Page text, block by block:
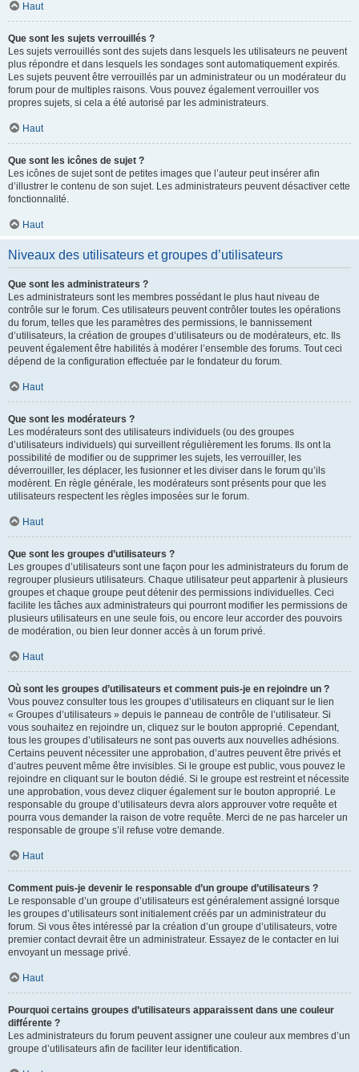
Haut
Que sont les sujets verrouillés ?
Les sujets verrouillés sont des sujets dans lesquels les utilisateurs ne peuvent
plus répondre et dans lesquels les sondages sont automatiquement expirés.
Les sujets peuvent être verrouillés par un administrateur ou un modérateur du
forum pour de multiples raisons. Vous pouvez également verrouiller vos
propres sujets, si cela a été autorisé par les administrateurs.
Haut
Que sont les icônes de sujet ?
Les icônes de sujet sont de petites images que l’auteur peut insérer afin
d’illustrer le contenu de son sujet. Les administrateurs peuvent désactiver cette
fonctionnalité.
Haut
Niveaux des utilisateurs et groupes d’utilisateurs
Que sont les administrateurs ?
Les administrateurs sont les membres possédant le plus haut niveau de
contrôle sur le forum. Ces utilisateurs peuvent contrôler toutes les opérations
du forum, telles que les paramètres des permissions, le bannissement
d’utilisateurs, la création de groupes d’utilisateurs ou de modérateurs, etc. Ils
peuvent également être habilités à modérer l’ensemble des forums. Tout ceci
dépend de la configuration effectuée par le fondateur du forum.
Haut
Que sont les modérateurs ?
Les modérateurs sont des utilisateurs individuels (ou des groupes
d’utilisateurs individuels) qui surveillent régulièrement les forums. Ils ont la
possibilité de modifier ou de supprimer les sujets, les verrouiller, les
déverrouiller, les déplacer, les fusionner et les diviser dans le forum qu’ils
modèrent. En règle générale, les modérateurs sont présents pour que les
utilisateurs respectent les règles imposées sur le forum.
Haut
Que sont les groupes d’utilisateurs ?
Les groupes d’utilisateurs sont une façon pour les administrateurs du forum de
regrouper plusieurs utilisateurs. Chaque utilisateur peut appartenir à plusieurs
groupes et chaque groupe peut détenir des permissions individuelles. Ceci
facilite les tâches aux administrateurs qui pourront modifier les permissions de
plusieurs utilisateurs en une seule fois, ou encore leur accorder des pouvoirs
de modération, ou bien leur donner accès à un forum privé.
Haut
Où sont les groupes d’utilisateurs et comment puis-je en rejoindre un ?
Vous pouvez consulter tous les groupes d’utilisateurs en cliquant sur le lien
« Groupes d’utilisateurs » depuis le panneau de contrôle de l’utilisateur. Si
vous souhaitez en rejoindre un, cliquez sur le bouton approprié. Cependant,
tous les groupes d’utilisateurs ne sont pas ouverts aux nouvelles adhésions.
Certains peuvent nécessiter une approbation, d’autres peuvent être privés et
d’autres peuvent même être invisibles. Si le groupe est public, vous pouvez le
rejoindre en cliquant sur le bouton dédié. Si le groupe est restreint et nécessite
une approbation, vous devez cliquer également sur le bouton approprié. Le
responsable du groupe d’utilisateurs devra alors approuver votre requête et
pourra vous demander la raison de votre requête. Merci de ne pas harceler un
responsable de groupe s’il refuse votre demande.
Haut
Comment puis-je devenir le responsable d’un groupe d’utilisateurs ?
Le responsable d’un groupe d’utilisateurs est généralement assigné lorsque
les groupes d’utilisateurs sont initialement créés par un administrateur du
forum. Si vous êtes intéressé par la création d’un groupe d’utilisateurs, votre
premier contact devrait être un administrateur. Essayez de le contacter en lui
envoyant un message privé.
Haut
Pourquoi certains groupes d’utilisateurs apparaissent dans une couleur
différente ?
Les administrateurs du forum peuvent assigner une couleur aux membres d’un
groupe d’utilisateurs afin de faciliter leur identification.